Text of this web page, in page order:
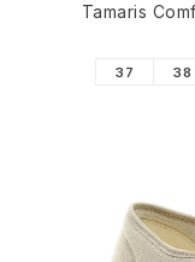
Tamaris
37 38